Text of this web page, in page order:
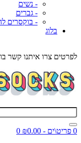
- נשים
- גברים
- בוקסרים
בלוג
מספקים
לפרטים צרו איתנו קשר
0 פריט\ים - ₪0.00
0